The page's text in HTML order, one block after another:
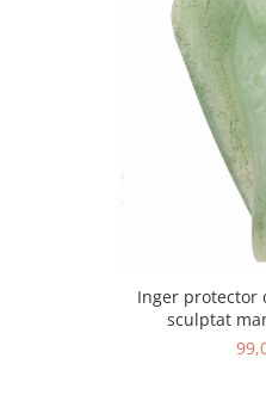
Inger protector
sculptat